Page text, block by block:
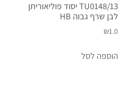
TU0148/13 יסוד פוליאוריתן
לבן שרף גבוה HB
₪1.0
הוספה לסל